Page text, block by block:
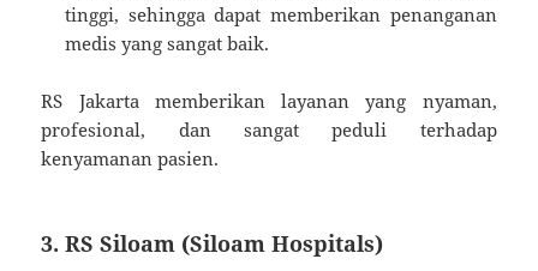
tinggi, sehingga dapat memberikan penanganan
medis yang sangat baik.
RS Jakarta memberikan layanan yang nyaman,
profesional, dan sangat peduli terhadap
kenyamanan pasien.
3.RS Siloam (Siloam Hospitals)